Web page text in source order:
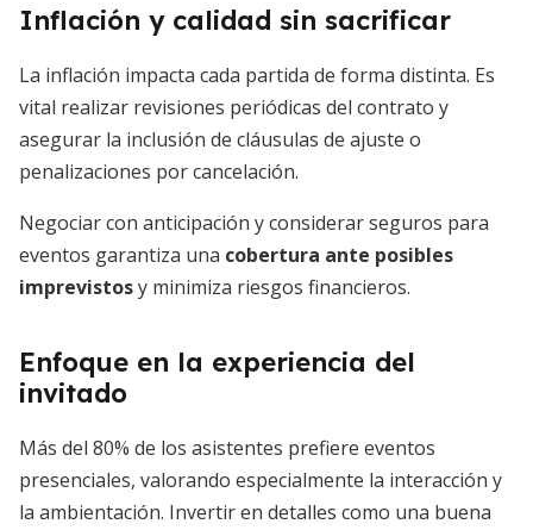
Inflación y calidad sin sacrificar
La inflación impacta cada partida de forma distinta. Es
vital realizar revisiones periódicas del contrato y
asegurar la inclusión de cláusulas de ajuste o
penalizaciones por cancelación.
Negociar con anticipación y considerar seguros para
eventos garantiza una cobertura ante posibles
imprevistosy minimiza riesgos financieros.
Enfoque en la experiencia del
invitado
Más del 80% de los asistentes prefiere eventos
presenciales, valorando especialmente la interacción y
la ambientación. Invertir en detalles como una buena